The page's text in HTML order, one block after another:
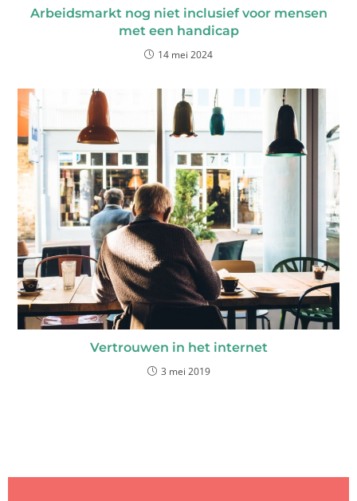
Arbeidsmarkt nog niet inclusief voor mensen
met een handicap
14 mei 2024
Vertrouwen in het internet
3 mei 2019